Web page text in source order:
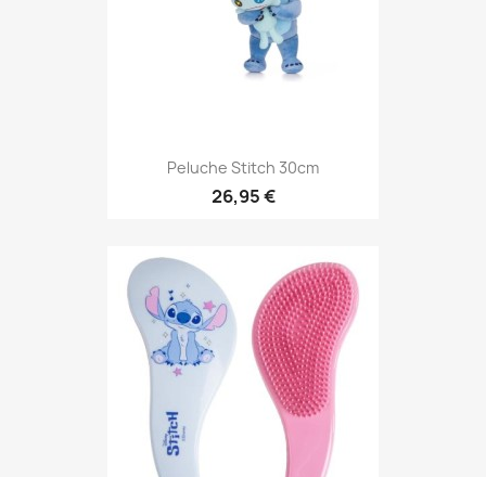
Peluche Stitch 30cm
26,95 €